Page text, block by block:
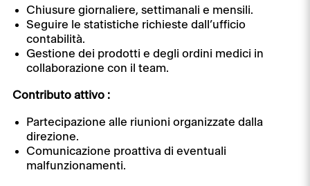
Chiusure giornaliere, settimanali e mensili.
Seguire le statistiche richieste dall’ufficio
contabilità.
Gestione dei prodotti e degli ordini medici in
collaborazione con il team.
Contributo attivo :
Partecipazione alle riunioni organizzate dalla
direzione.
Comunicazione proattiva di eventuali
malfunzionamenti.